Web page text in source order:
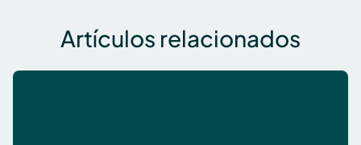
Artículos relacionados